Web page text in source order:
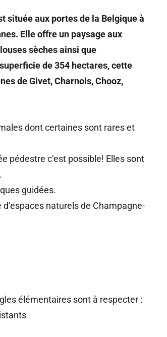
située aux portes de la Belgique à
Elle offre un paysage aux
sèches ainsi que
de 354 hectares, cette
de Givet, Charnois, Chooz,
dont certaines sont rares et
pédestre c’est possible! Elles sont
guidées.
naturels de Champagne-
élémentaires sont à respecter :